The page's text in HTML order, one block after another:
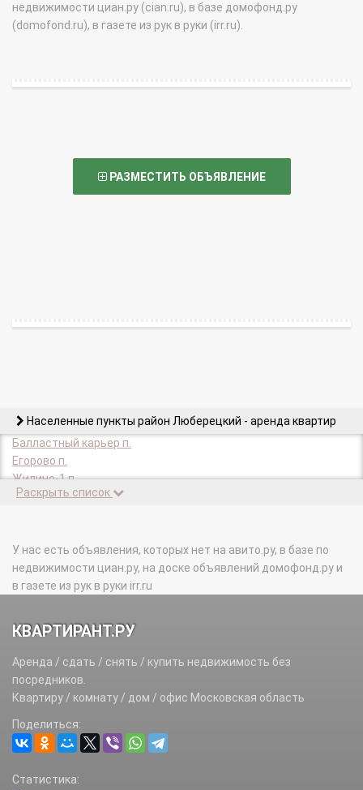
недвижимости циан.ру (cian.ru), в базе домофонд.ру
(domofond.ru), в газете из рук в руки (irr.ru).
РАЗМЕСТИТЬ ОБЪЯВЛЕНИЕ
Населенные пункты район Люберецкий - аренда квартир
Балластный карьер п.
Егорово п.
Жилино-1 п.
Жилино-2 п.
Кожухово д.
Красково п.
Лукьяновка д.
Малаховка п.
Малаховка-2 п.
Марусино д.
Машково д.
Машково д.
Мотяково д.
Овражки п.
Пехорка д.
Раскрыть список
У нас есть объявления, которых нет на авито.ру, в базе по
недвижимости циан.ру, на доске объявлений домофонд.ру и
в газете из рук в руки irr.ru
КВАРТИРАНТ.РУ
Аренда / сдать / снять / купить недвижимость без
посредников.
Квартиру / комнату / дом / офис Московская область
Поделиться:
Статистика: